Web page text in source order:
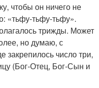
чтобы он ничего не
«тьфу-тьфу-тьфу».
трижды. Может
но думаю, с
закрепилось число три,
(Бог-Отец, Бог-Сын и